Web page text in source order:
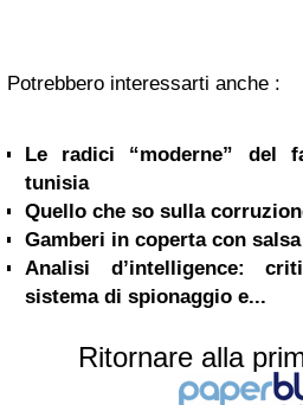
Potrebbero interessarti anche :
Le radici “moderne” del
tunisia
Quello che so sulla
Gamberi in coperta con
Analisi d’intelligence:
sistema di spionaggio e...
Ritornare alla